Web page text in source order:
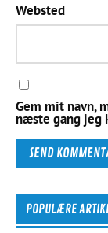
Websted
Gem mit navn,
næste gang jeg
POPULÆRE